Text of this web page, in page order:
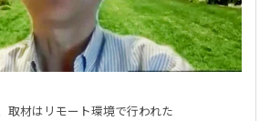
取材はリモート環境で行われた